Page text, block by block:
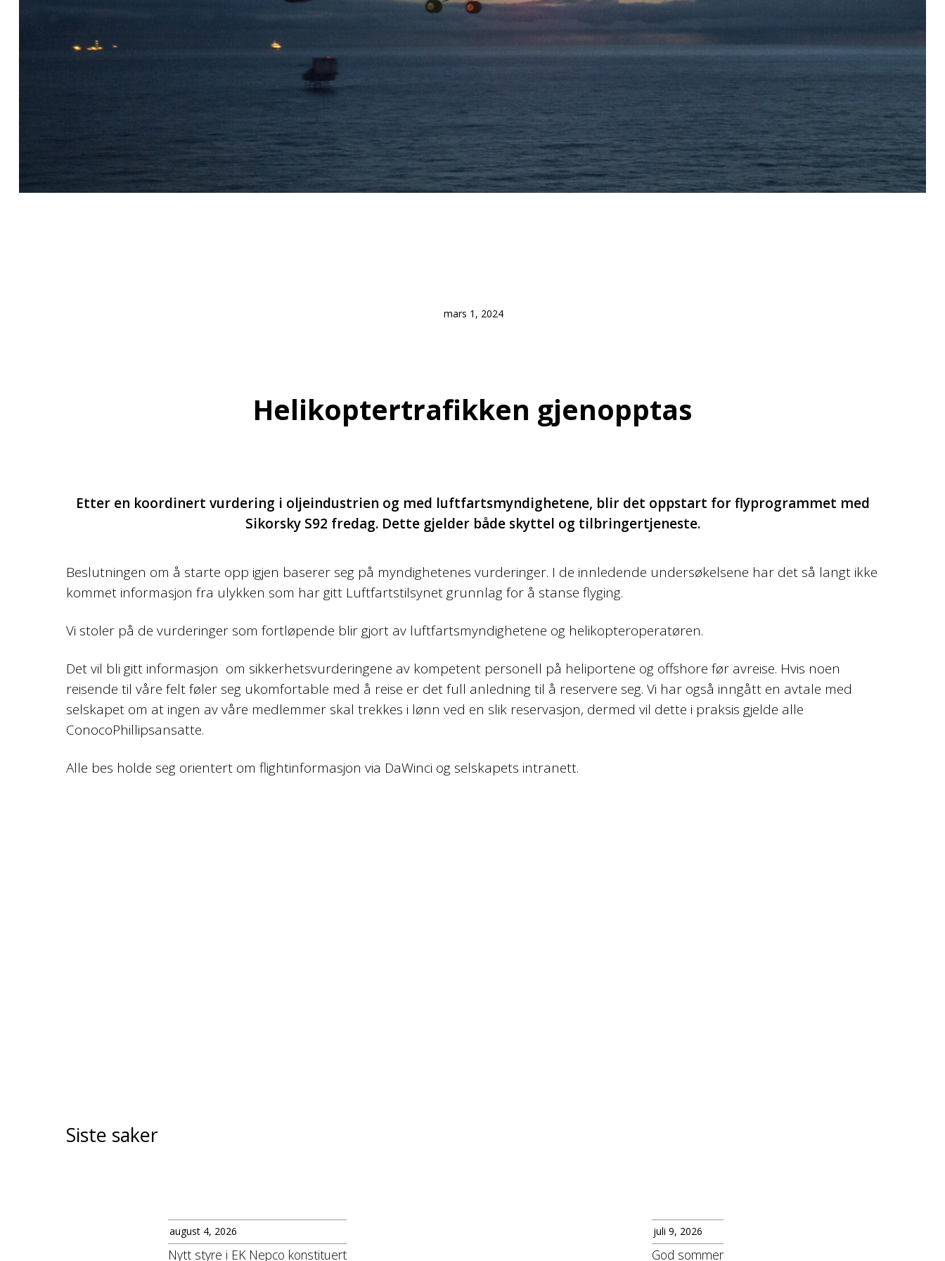
mars 1, 2024
Helikoptertrafikken gjenopptas
Etter en koordinert vurdering i oljeindustrien og med luftfartsmyndighetene, blir det oppstart for flyprogrammet med
Sikorsky S92 fredag. Dette gjelder både skyttel og tilbringertjeneste.
Beslutningen om å starte opp igjen baserer seg på myndighetenes vurderinger. I de innledende undersøkelsene har det så langt ikke
kommet informasjon fra ulykken som har gitt Luftfartstilsynet grunnlag for å stanse flyging.
Vi stoler på de vurderinger som fortløpende blir gjort av luftfartsmyndighetene og helikopteroperatøren.
Det vil bli gitt informasjon om sikkerhetsvurderingene av kompetent personell på heliportene og offshore før avreise. Hvis noen
reisende til våre felt føler seg ukomfortable med å reise er det full anledning til å reservere seg. Vi har også inngått en avtale med
selskapet om at ingen av våre medlemmer skal trekkes i lønn ved en slik reservasjon, dermed vil dette i praksis gjelde alle
ConocoPhillipsansatte.
Alle bes holde seg orientert om flightinformasjon via DaWinci og selskapets intranett.
Siste saker
august 4, 2026
Nytt styre i EK Nepco konstituert
juli 9, 2026
God sommer